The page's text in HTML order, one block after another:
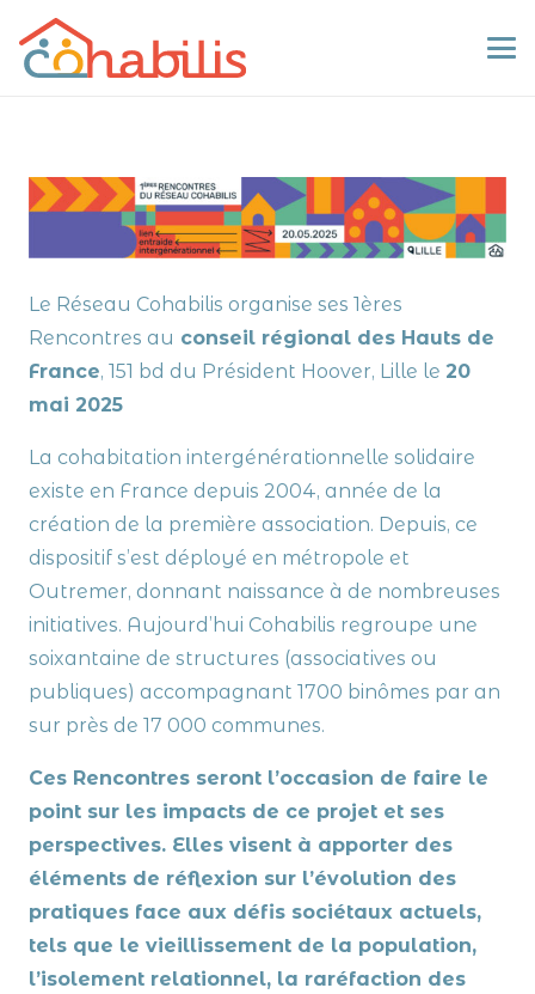
Le Réseau Cohabilis organise ses 1ères
Rencontres au conseil régional des Hauts de
France, 151 bd du Président Hoover, Lille le 20
mai 2025
La cohabitation intergénérationnelle solidaire
existe en France depuis 2004, année de la
création de la première association. Depuis, ce
dispositif s’est déployé en métropole et
Outremer, donnant naissance à de nombreuses
initiatives. Aujourd’hui Cohabilis regroupe une
soixantaine de structures (associatives ou
publiques) accompagnant 1700 binômes par an
sur près de 17 000 communes.
Ces Rencontres seront l’occasion de faire le
point sur les impacts de ce projet et ses
perspectives. Elles visent à apporter des
éléments de réflexion sur l’évolution des
pratiques face aux défis sociétaux actuels,
tels que le vieillissement de la population,
l’isolement relationnel, la raréfaction des